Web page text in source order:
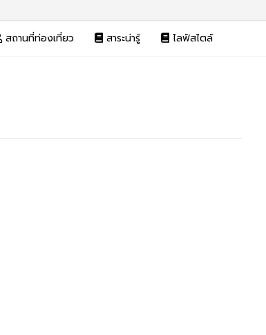
สถานที่ท่องเที่ยว สาระน่ารู้ ไลฟ์สไตล์